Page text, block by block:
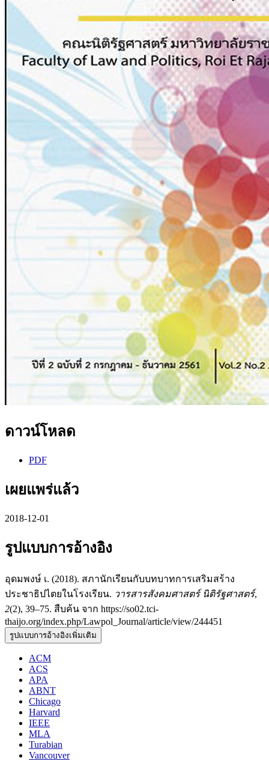
ดาวน์โหลด
PDF
เผยแพร่แล้ว
2018-12-01
รูปแบบการอ้างอิง
อุดมพงษ์ เ. (2018). สภานักเรียนกับบทบาทการเสริมสร้าง
ประชาธิปไตยในโรงเรียน. วารสารสังคมศาสตร์ นิติรัฐศาสตร์,
2(2), 39–75. สืบค้น จาก https://so02.tci-
thaijo.org/index.php/Lawpol_Journal/article/view/244451
รูปแบบการอ้างอิงเพิ่มเติม
ACM
ACS
APA
ABNT
Chicago
Harvard
IEEE
MLA
Turabian
Vancouver